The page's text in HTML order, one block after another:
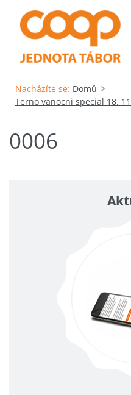
Nacházíte se: Domů
Terno vanocni special 18.
0006